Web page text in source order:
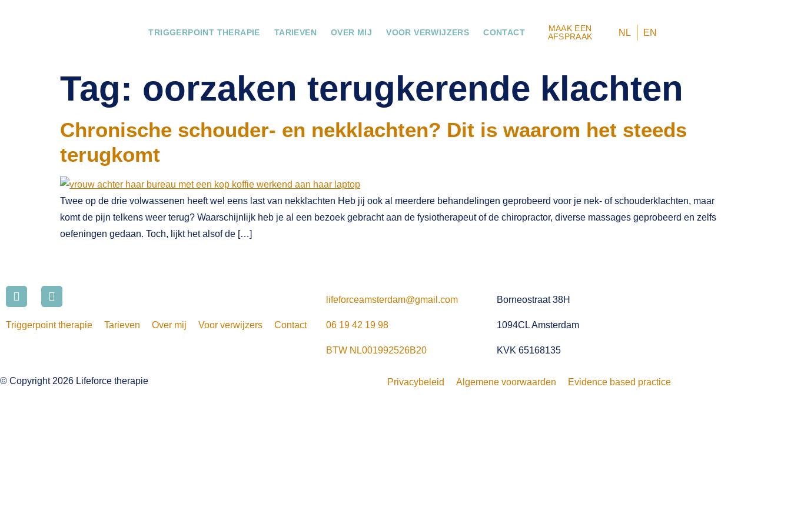
TRIGGERPOINT THERAPIE TARIEVEN OVER MIJ VOOR VERWIJZERS CONTACT
MAAK EEN
AFSPRAAK
NL EN
Tag: oorzaken terugkerende klachten
Chronische schouder- en nekklachten? Dit is waarom het steeds
terugkomt
Twee op de drie volwassenen heeft wel eens last van nekklachten Heb jij ook al meerdere behandelingen geprobeerd voor je nek- of schouderklachten, maar
komt de pijn telkens weer terug? Waarschijnlijk heb je al een bezoek gebracht aan de fysiotherapeut of de chiropractor, diverse massages geprobeerd en zelfs
oefeningen gedaan. Toch, lijkt het alsof de […]
Triggerpoint therapie Tarieven Over mij Voor verwijzers Contact
lifeforceamsterdam@gmail.com
06 19 42 19 98
BTW NL001992526B20
Borneostraat 38H
1094CL Amsterdam
KVK 65168135
© Copyright 2026 Lifeforce therapie Privacybeleid Algemene voorwaarden Evidence based practice